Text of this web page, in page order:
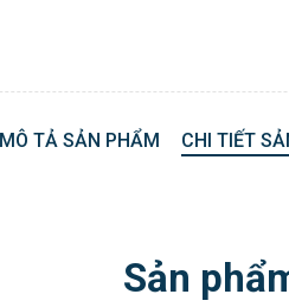
MÔ TẢ SẢN PHẨM CHI TIẾT
Sản